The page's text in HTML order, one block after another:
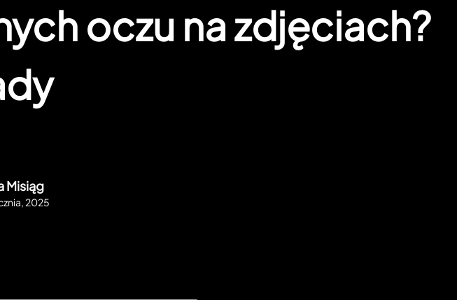
oczu na zdjęciach?
Misiąg
2025